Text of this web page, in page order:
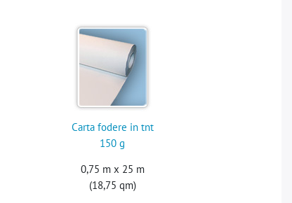
Carta fodere in tnt
150 g
0,75 m x 25 m
(18,75 qm)